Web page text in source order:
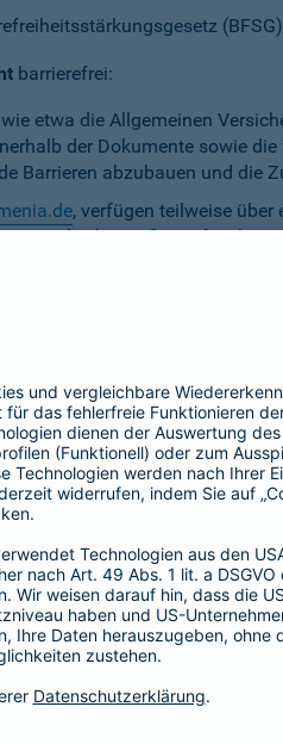
barrierefrei:
etwa die Allgemeinen
der Dokumente sowie
Barrieren abzubauen und die
, verfügen teilweise
gleichermaßen erfassbar
Audiodeskriptionen, was ihre
versichernden Tage
zwischen
Homepages
Umsetzung der digitalen